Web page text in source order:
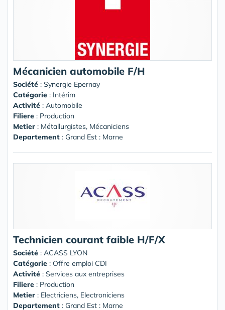
Mécanicien automobile F/H
Société : Synergie Epernay
Catégorie : Intérim
Activité : Automobile
Filiere : Production
Metier : Métallurgistes, Mécaniciens
Departement : Grand Est : Marne
Technicien courant faible H/F/X
Société : ACASS LYON
Catégorie : Offre emploi CDI
Activité : Services aux entreprises
Filiere : Production
Metier : Electriciens, Electroniciens
Departement : Grand Est : Marne